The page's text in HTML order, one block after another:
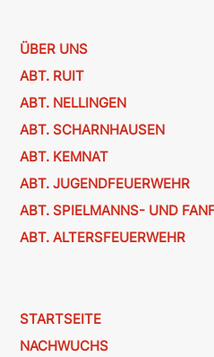
ÜBER UNS
ABT. RUIT
ABT. NELLINGEN
ABT. SCHARNHAUSEN
ABT. KEMNAT
ABT. JUGENDFEUERWEHR
ABT. SPIELMANNS- UND
ABT. ALTERSFEUERWEHR
STARTSEITE
NACHWUCHS